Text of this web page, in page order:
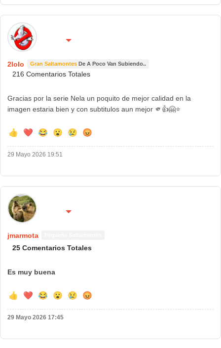
2lolo Gran Saltamontes De A Poco Van Subiendo..
216 Comentarios Totales
Gracias por la serie Nela un poquito de mejor calidad en la
imagen estaria bien y con subtitulos aun mejor 🫵👍🤗⭐
👍 ❤️ 😂 😮 😢 😡
29 Mayo 2026 19:51
jmarmota
25 Comentarios Totales
Es muy buena
👍 ❤️ 😂 😮 😢 😡
29 Mayo 2026 17:45